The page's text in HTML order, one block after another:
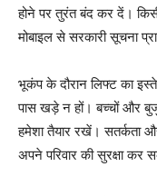
होने पर तुरंत बंद कर दें।
मोबाइल से सरकारी सूचना
भूकंप के दौरान लिफ्ट का
पास खड़े न हों। बच्चों और
हमेशा तैयार रखें। सतर्कता
अपने परिवार की सुरक्षा कर